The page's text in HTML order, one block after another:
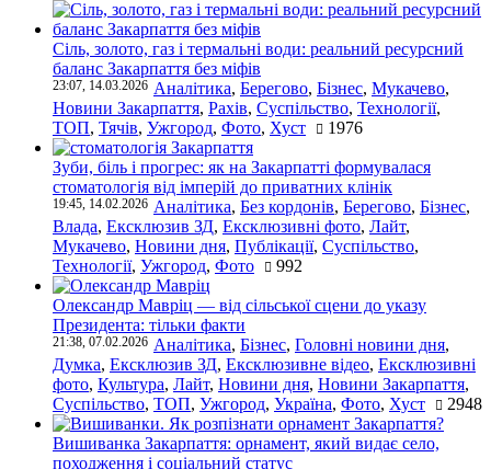
Сіль, золото, газ і термальні води: реальний ресурсний
баланс Закарпаття без міфів
23:07, 14.03.2026 Аналітика, Берегово, Бізнес, Мукачево,
Новини Закарпаття, Рахів, Суспільство, Технології,
ТОП, Тячів, Ужгород, Фото, Хуст 1976
Зуби, біль і прогрес: як на Закарпатті формувалася
стоматологія від імперій до приватних клінік
19:45, 14.02.2026 Аналітика, Без кордонів, Берегово, Бізнес,
Влада, Ексклюзив ЗД, Ексклюзивні фото, Лайт,
Мукачево, Новини дня, Публікації, Суспільство,
Технології, Ужгород, Фото 992
Олександр Мавріц — від сільської сцени до указу
Президента: тільки факти
21:38, 07.02.2026 Аналітика, Бізнес, Головні новини дня,
Думка, Ексклюзив ЗД, Ексклюзивне відео, Ексклюзивні
фото, Культура, Лайт, Новини дня, Новини Закарпаття,
Суспільство, ТОП, Ужгород, Україна, Фото, Хуст 2948
Вишиванка Закарпаття: орнамент, який видає село,
походження і соціальний статус